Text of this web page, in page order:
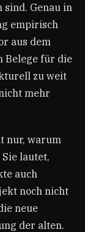
Genau in
empirisch
aus dem
Belege für die
zu weit
mehr
nur, warum
lautet,
auch
noch nicht
neue
der alten.